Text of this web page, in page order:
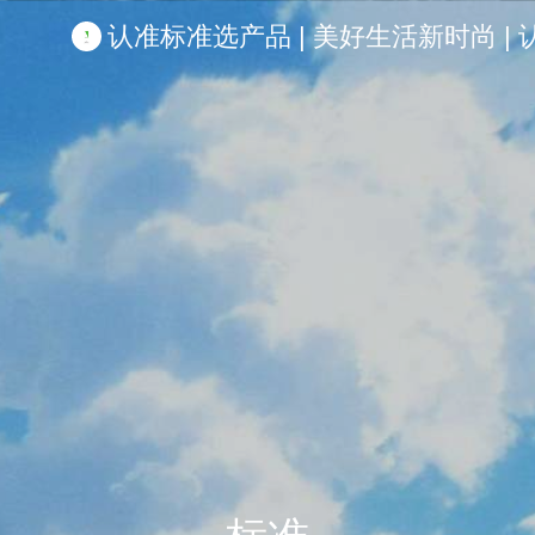
认准标准选产品 | 美好生活新时尚 |